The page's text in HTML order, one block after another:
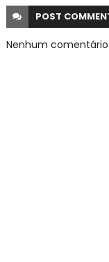
POST
Nenhum comentário